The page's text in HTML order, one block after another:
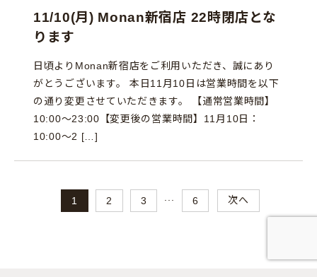
11/10(月) Monan新宿店 22時閉店とな
ります
日頃よりMonan新宿店をご利用いただき、誠にあり
がとうございます。 本日11月10日は営業時間を以下
の通り変更させていただきます。 【通常営業時間】
10:00～23:00【変更後の営業時間】11月10日：
10:00～2 […]
1 2 3 6 次へ